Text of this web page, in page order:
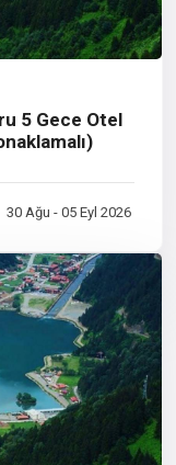
5 Gece Otel
30 Ağu - 05 Eyl 2026